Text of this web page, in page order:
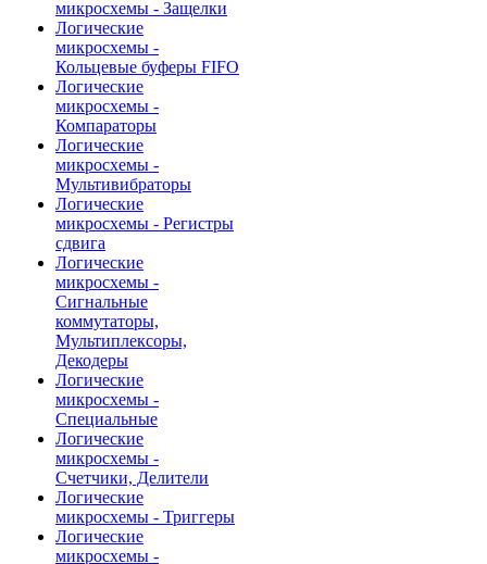
микросхемы - Защелки
Логические
микросхемы -
Кольцевые буферы FIFO
Логические
микросхемы -
Компараторы
Логические
микросхемы -
Мультивибраторы
Логические
микросхемы - Регистры
сдвига
Логические
микросхемы -
Сигнальные
коммутаторы,
Мультиплексоры,
Декодеры
Логические
микросхемы -
Специальные
Логические
микросхемы -
Счетчики, Делители
Логические
микросхемы - Триггеры
Логические
микросхемы -